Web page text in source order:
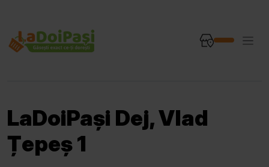
LaDoiPași Dej, Vlad
Țepeș 1